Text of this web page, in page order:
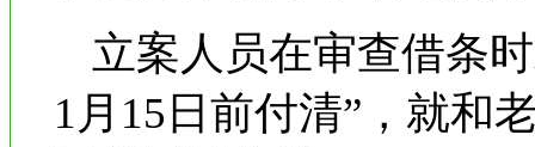
立案人员在审查借条
1月15日前付清”，就和